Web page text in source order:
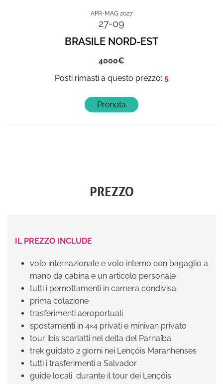
APR-MAG 2027
27-09
BRASILE NORD-EST
4000
5
PREZZO
IL PREZZO INCLUDE
volo internazionale e volo interno con bagaglio a
mano da cabina e un articolo personale
tutti i pernottamenti in camera condivisa
prima colazione
trasferimenti aeroportuali
spostamenti in 4×4 privati e minivan privato
tour ibis scarlatti nel delta del Parnaíba
trek guidato 2 giorni nei Lençóis Maranhenses
tutti i trasferimenti a Salvador
guide locali durante il tour dei Lençóis